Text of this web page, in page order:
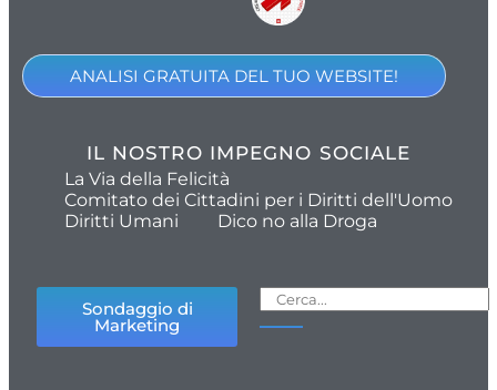
ANALISI GRATUITA DEL TUO WEBSITE!
IL NOSTRO IMPEGNO SOCIALE
La Via della Felicità
Comitato dei Cittadini per i Diritti dell'Uomo
Diritti Umani
Dico no alla Droga
Sondaggio di
Marketing